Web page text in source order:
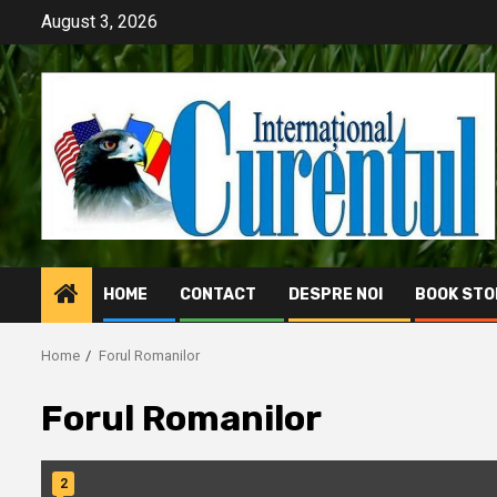
content
August 3, 2026
HOME CONTACT DESPRE NOI BOOK
Home Forul Romanilor
Forul Romanilor
2